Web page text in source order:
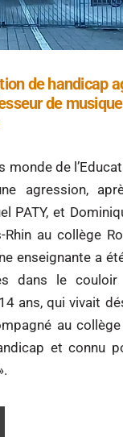
de handicap
de
monde de
agression,
PATY, et
au collège
enseignante a
dans le
ans, qui vivait
au collège
et connu